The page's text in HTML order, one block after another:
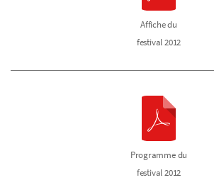
Affiche du
festival 2012
Programme du
festival 2012